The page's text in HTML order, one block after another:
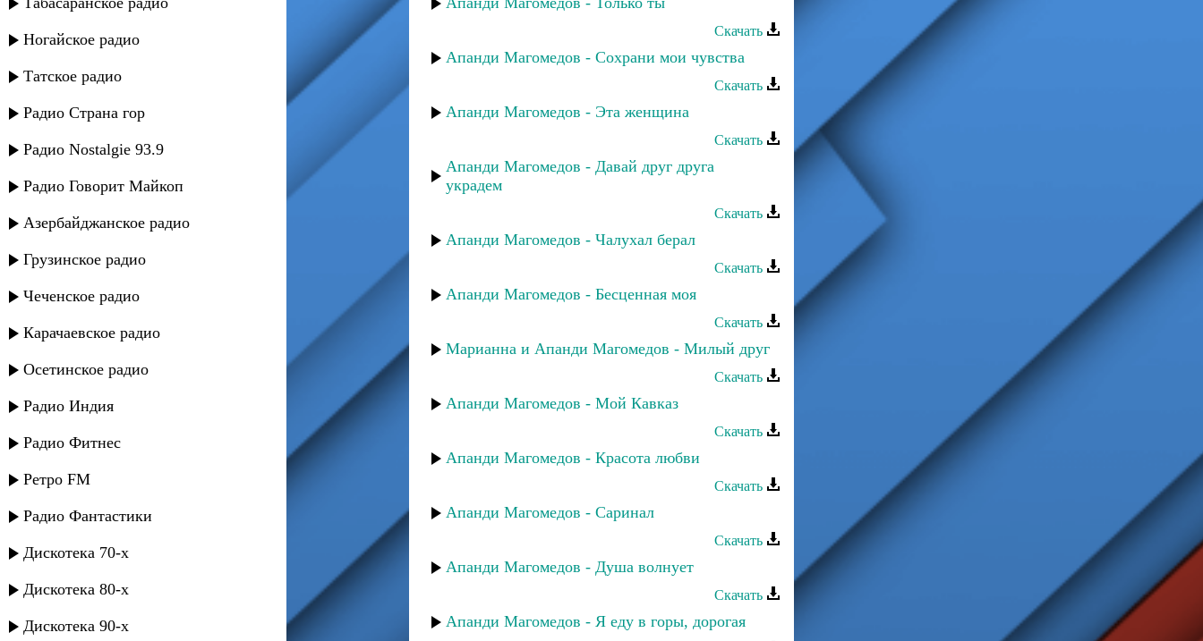
Ногайское радио
Татское радио
Радио Страна гор
Радио Nostalgie 93.9
Радио Говорит Майкоп
Азербайджанское радио
Грузинское радио
Чеченское радио
Карачаевское радио
Осетинское радио
Радио Индия
Радио Фитнес
Ретро FM
Радио Фантастики
Дискотека 70-х
Дискотека 80-х
Дискотека 90-х
Скачать
Апанди Магомедов - Сохрани мои чувства
Скачать
Апанди Магомедов - Эта женщина
Скачать
Апанди Магомедов - Давай друг друга
украдем
Скачать
Апанди Магомедов - Чалухал берал
Скачать
Апанди Магомедов - Бесценная моя
Скачать
Марианна и Апанди Магомедов - Милый друг
Скачать
Апанди Магомедов - Мой Кавказ
Скачать
Апанди Магомедов - Красота любви
Скачать
Апанди Магомедов - Саринал
Скачать
Апанди Магомедов - Душа волнует
Скачать
Апанди Магомедов - Я еду в горы, дорогая